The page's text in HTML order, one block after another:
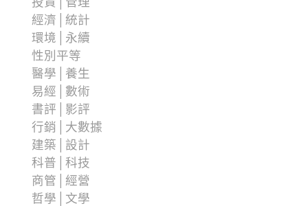
經濟│統計
環境│永續
性別平等
醫學│養生
易經│數術
書評│影評
行銷│大數據
建築│設計
科普│科技
商管│經營
哲學│文學